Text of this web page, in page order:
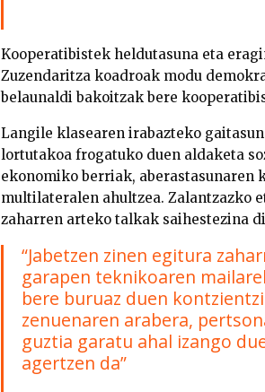
Kooperatibistek heldutasuna eta
Zuzendaritza koadroak modu
belaunaldi bakoitzak bere
Langile klasearen irabazteko
lortutakoa frogatuko duen aldaketa
ekonomiko berriak, aberastasunaren
multilateralen ahultzea. Zalantzazko
zaharren arteko talkak saihestezina
“Jabetzen zinen egitura
garapen teknikoaren
bere buruaz duen
zenuenaren arabera,
guztia garatu ahal izango
agertzen da”